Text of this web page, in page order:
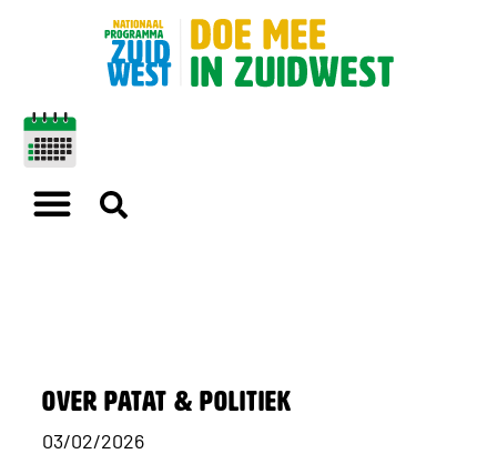
Over Patat & politiek
03/02/2026